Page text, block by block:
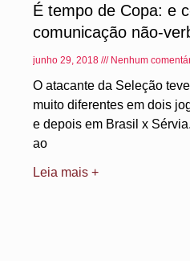
É tempo de Copa: e
comunicação não-
junho 29, 2018 Nenhum
O atacante da Seleção
muito diferentes em dois
e depois em Brasil x
ao
Leia mais +